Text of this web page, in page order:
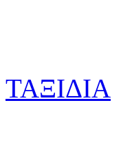
ΤΑΞΙΔΙΑ